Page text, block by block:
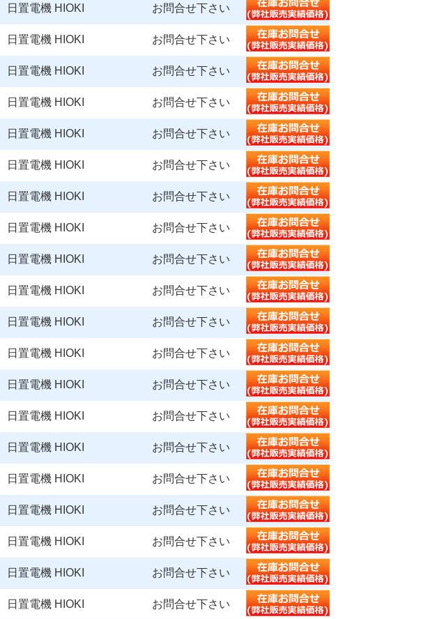
日置電機 HIOKI お問合せ下さい
日置電機 HIOKI お問合せ下さい
日置電機 HIOKI お問合せ下さい
日置電機 HIOKI お問合せ下さい
日置電機 HIOKI お問合せ下さい
日置電機 HIOKI お問合せ下さい
日置電機 HIOKI お問合せ下さい
日置電機 HIOKI お問合せ下さい
日置電機 HIOKI お問合せ下さい
日置電機 HIOKI お問合せ下さい
日置電機 HIOKI お問合せ下さい
日置電機 HIOKI お問合せ下さい
日置電機 HIOKI お問合せ下さい
日置電機 HIOKI お問合せ下さい
日置電機 HIOKI お問合せ下さい
日置電機 HIOKI お問合せ下さい
日置電機 HIOKI お問合せ下さい
日置電機 HIOKI お問合せ下さい
日置電機 HIOKI お問合せ下さい
日置電機 HIOKI お問合せ下さい